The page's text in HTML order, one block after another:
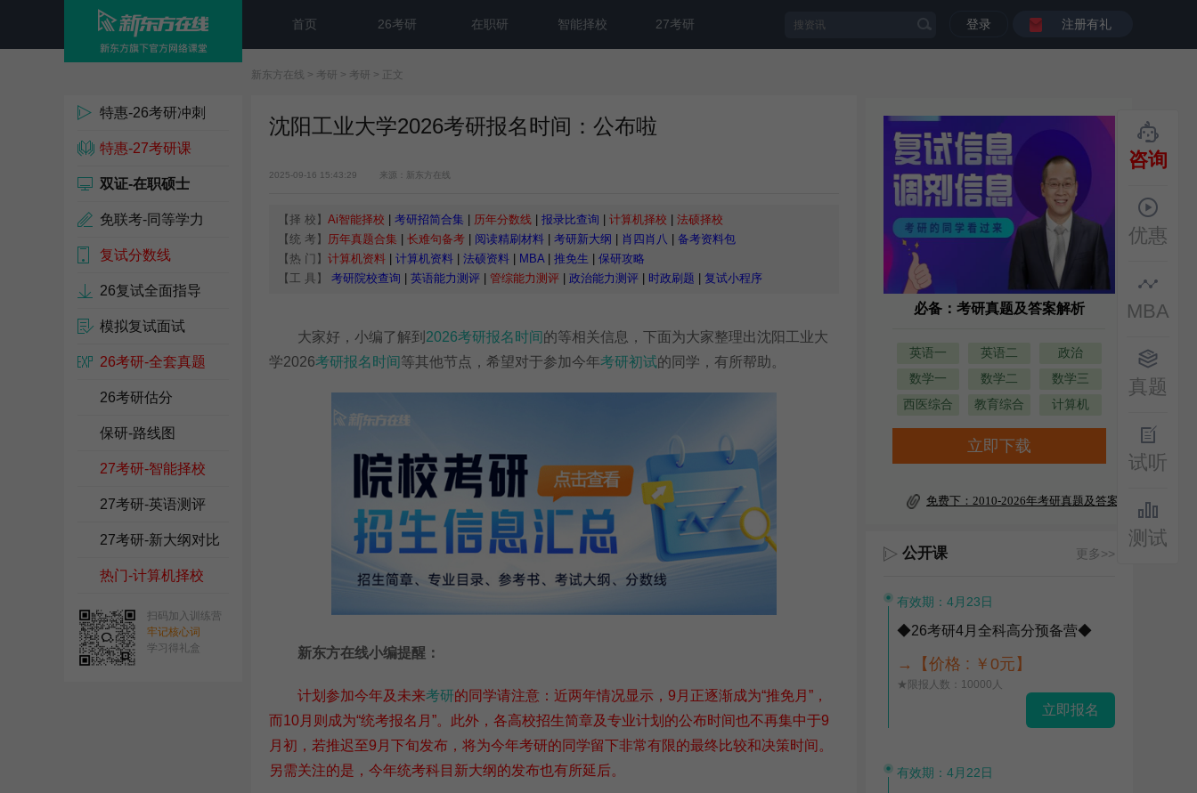
首页 26考研 在职研 智能择校 27考研 登录 注册有礼
新东方在线 > 考研 > 考研 > 正文
特惠-26考研冲刺
特惠-27考研课
双证-在职硕士
免联考-同等学力
复试分数线
26复试全面指导
模拟复试面试
26考研-全套真题
26考研估分
保研-路线图
27考研-智能择校
27考研-英语测评
27考研-新大纲对比
热门-计算机择校
扫码加入训练营
牢记核心词
学习得礼盒
沈阳工业大学2026考研报名时间：公布啦
2025-09-16 15:43:29 来源：新东方在线
【择 校】 Ai智能择校 考研招简合集 历年分数线 报录比查询 计算机择校
法硕择校
【统 考】 历年真题合集 长难句备考 阅读精刷材料 考研新大纲 肖四肖八
备考资料包
【热 门】 计算机资料 计算机资料 法硕资料 MBA| 推免生
保研攻略
【工 具】
考研院校查询 英语能力测评 管综能力测评 政治能力测评 时政刷题 复试小程序
大家好，小编了解到 2026考研报名时间 的等相关信息，下面为大家整理出沈阳工业大
学2026考研报名时间 等其他节点，希望对于参加今年考研初试的同学，有所帮助。
新东方在线小编提醒：
计划参加今年及未来考研的同学请注意：近两年情况显示，9月正逐渐成为“推免月”，
而10月则成为“统考报名月”。此外，各高校招生简章及专业计划的公布时间也不再集中于9
月初，若推迟至9月下旬发布，将为今年考研的同学留下非常有限的最终比较和决策时间。
另需关注的是，今年统考科目新大纲的发布也有所延后。
咨询
优惠
MBA
真题
试听
测试
必备：考研真题及答案解析
英语一 英语二
政治
数学一
数学二
数学三
西医综合
教育综合 计算机
立即下载
免费下：2010-2026年考研真题及答案
公开课 更多>>
有效期：4月23日
◆26考研4月全科高分预备营◆
→【价格 : ￥0元】
★限报人数：10000人
立即报名
有效期：4月22日